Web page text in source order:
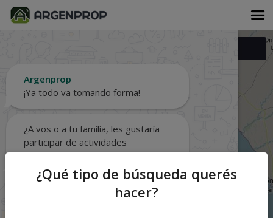
Argenprop
¡Ya todo va tomando forma!
¿A vos o a tu familia, les gustaría
participar de actividades
deportivas?
¿Qué tipo de búsqueda querés
hacer?